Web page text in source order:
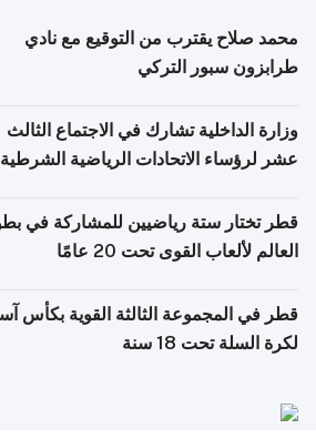
محمد صلاح يقترب من التوقيع مع نادي
طرابزون سبور التركي
وزارة الداخلية تشارك في الاجتماع الثالث
عشر لرؤساء الاتحادات الرياضية الشرطية
قطر تختار ستة رياضيين للمشاركة في
العالم لألعاب القوى تحت 20 عامًا
قطر في المجموعة الثالثة القوية بكأس
لكرة السلة تحت 18 سنة